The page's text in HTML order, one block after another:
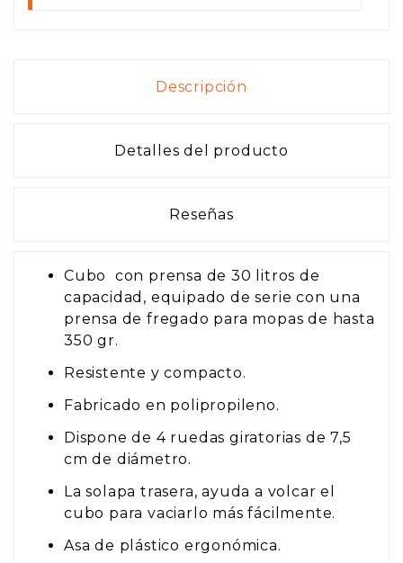
Descripción
Detalles del producto
Reseñas
Cubo con prensa de 30 litros de
capacidad, equipado de serie con una
prensa de fregado para mopas de hasta
350 gr.
Resistente y compacto.
Fabricado en polipropileno.
Dispone de 4 ruedas giratorias de 7,5
cm de diámetro.
La solapa trasera, ayuda a volcar el
cubo para vaciarlo más fácilmente.
Asa de plástico ergonómica.